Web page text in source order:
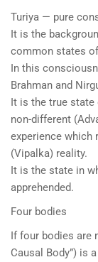
Turiya — pure
It is the
common states
In this
Brahman and
It is the true state
non-different
experience
(Vipalka) reality.
It is the state in
apprehended.
Four bodies
If four bodies are
Causal Body”) is